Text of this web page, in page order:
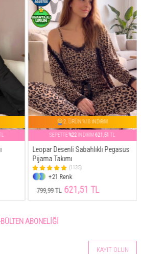
2. ÜRÜN %10 İNDİRİM
SEPETTE%22İNDİRİM621,51 TL
Leopar Desenli Sabahlıklı Pegasus
Pijama Takımı
(1135)
+21 Renk
799,99 TL 621,51 TL
BÜLTEN ABONELIĞI
KAYIT OLUN